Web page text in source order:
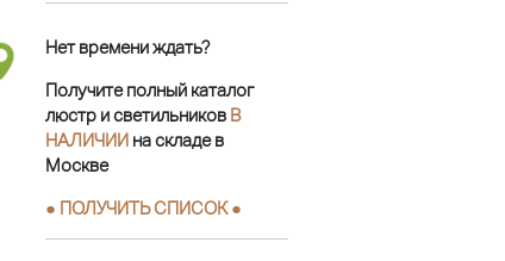
Нет времени ждать?
Получите полный каталог
люстр и светильников В
НАЛИЧИИ на складе в
Москве
● ПОЛУЧИТЬ СПИСОК ●